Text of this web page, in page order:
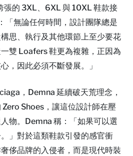
張的 3XL、6XL 與 10XL 鞋款接
「無論任何時間，設計團隊總是
思、執行及其他環節上至少要花
雙 Loafers 鞋更為複雜，正因為
，因此必須不斷發展。」
，Demna 延續破天荒理念，
Shoes，讓這位設計師在壓
物。Demna 稱：「如果可以選
」對於這類鞋款引發的感官衝
侈品牌的入侵者，而是現代時裝